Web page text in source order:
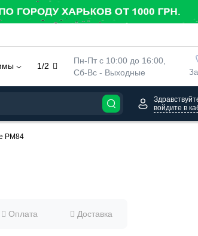
Пн-Пт с 10:00 до 16:00,
Сб-Вс - Выходные
1/2
войдите в
PM84
Оплата Доставка